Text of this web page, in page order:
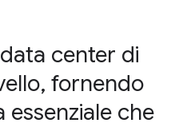
center di
fornendo
che